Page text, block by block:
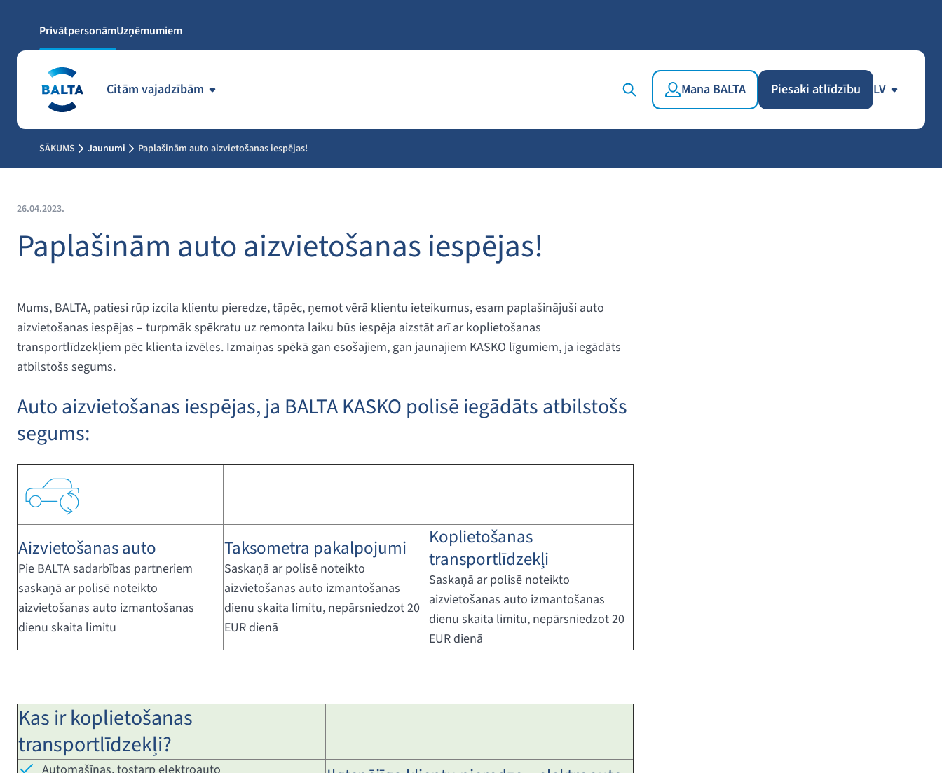
PrivātpersonāmUzņēmumiem
Citām vajadzībām Mana BALTA Piesaki atlīdzību LV
SĀKUMS Jaunumi Paplašinām auto aizvietošanas iespējas!
26.04.2023.
Paplašinām auto aizvietošanas iespējas!
Mums, BALTA, patiesi rūp izcila klientu pieredze, tāpēc, ņemot vērā klientu ieteikumus, esam paplašinājuši auto
aizvietošanas iespējas – turpmāk spēkratu uz remonta laiku būs iespēja aizstāt arī ar koplietošanas
transportlīdzekļiem pēc klienta izvēles. Izmaiņas spēkā gan esošajiem, gan jaunajiem KASKO līgumiem, ja iegādāts
atbilstošs segums.
Auto aizvietošanas iespējas, ja BALTA KASKO polisē iegādāts atbilstošs
segums:
Aizvietošanas auto
Pie BALTA sadarbības partneriem
saskaņā ar polisē noteikto
aizvietošanas auto izmantošanas
dienu skaita limitu
Taksometra pakalpojumi
Saskaņā ar polisē noteikto
aizvietošanas auto izmantošanas
dienu skaita limitu, nepārsniedzot 20
EUR dienā
Koplietošanas
transportlīdzekļi
Saskaņā ar polisē noteikto
aizvietošanas auto izmantošanas
dienu skaita limitu, nepārsniedzot 20
EUR dienā
Kas ir koplietošanas
transportlīdzekļi?